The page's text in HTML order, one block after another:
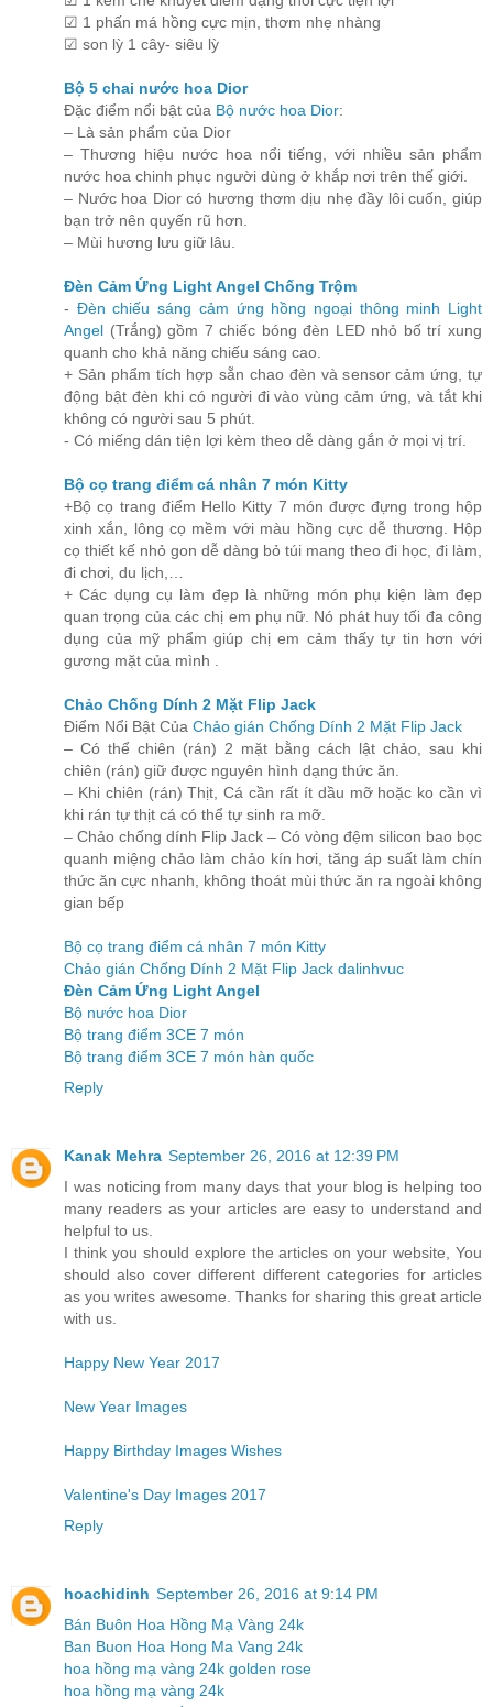
☑ 1 phấn má hồng cực mịn, thơm nhẹ nhàng
☑ son lỳ 1 cây- siêu lỳ
Bộ 5 chai nước hoa Dior
Đặc điểm nổi bật của Bộ nước hoa Dior:
– Là sản phẩm của Dior
– Thương hiệu nước hoa nổi tiếng, với nhiều sản phẩm
nước hoa chinh phục người dùng ở khắp nơi trên thế giới.
– Nước hoa Dior có hương thơm dịu nhẹ đầy lôi cuốn, giúp
bạn trở nên quyến rũ hơn.
– Mùi hương lưu giữ lâu.
Đèn Cảm Ứng Light Angel Chống Trộm
- Đèn chiếu sáng cảm ứng hồng ngoại thông minh Light
Angel (Trắng) gồm 7 chiếc bóng đèn LED nhỏ bố trí xung
quanh cho khả năng chiếu sáng cao.
+ Sản phẩm tích hợp sẵn chao đèn và sensor cảm ứng, tự
động bật đèn khi có người đi vào vùng cảm ứng, và tắt khi
không có người sau 5 phút.
- Có miếng dán tiện lợi kèm theo dễ dàng gắn ở mọi vị trí.
Bộ cọ trang điểm cá nhân 7 món Kitty
+Bộ cọ trang điểm Hello Kitty 7 món được đựng trong hộp
xinh xắn, lông cọ mềm với màu hồng cực dễ thương. Hộp
cọ thiết kế nhỏ gon dễ dàng bỏ túi mang theo đi học, đi làm,
đi chơi, du lịch,…
+ Các dụng cụ làm đẹp là những món phụ kiện làm đẹp
quan trọng của các chị em phụ nữ. Nó phát huy tối đa công
dụng của mỹ phẩm giúp chị em cảm thấy tự tin hơn với
gương mặt của mình .
Chảo Chống Dính 2 Mặt Flip Jack
Điểm Nổi Bật Của Chảo gián Chống Dính 2 Mặt Flip Jack
– Có thể chiên (rán) 2 mặt bằng cách lật chảo, sau khi
chiên (rán) giữ được nguyên hình dạng thức ăn.
– Khi chiên (rán) Thịt, Cá cần rất ít dầu mỡ hoặc ko cần vì
khi rán tự thịt cá có thể tự sinh ra mỡ.
– Chảo chống dính Flip Jack – Có vòng đệm silicon bao bọc
quanh miệng chảo làm chảo kín hơi, tăng áp suất làm chín
thức ăn cực nhanh, không thoát mùi thức ăn ra ngoài không
gian bếp
Bộ cọ trang điểm cá nhân 7 món Kitty
Chảo gián Chống Dính 2 Mặt Flip Jack dalinhvuc
Đèn Cảm Ứng Light Angel
Bộ nước hoa Dior
Bộ trang điểm 3CE 7 món
Bộ trang điểm 3CE 7 món hàn quốc
Reply
Kanak Mehra September 26, 2016 at 12:39 PM
I was noticing from many days that your blog is helping too
many readers as your articles are easy to understand and
helpful to us.
I think you should explore the articles on your website, You
should also cover different different categories for articles
as you writes awesome. Thanks for sharing this great article
with us.
Happy New Year 2017
New Year Images
Happy Birthday Images Wishes
Valentine's Day Images 2017
Reply
hoachidinh September 26, 2016 at 9:14 PM
Bán Buôn Hoa Hồng Mạ Vàng 24k
Ban Buon Hoa Hong Ma Vang 24k
hoa hồng mạ vàng 24k golden rose
hoa hồng mạ vàng 24k